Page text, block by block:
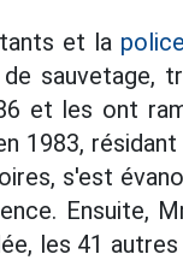
et la police
sauvetage,
et les ont
1983,
s'est
Ensuite,
les 41